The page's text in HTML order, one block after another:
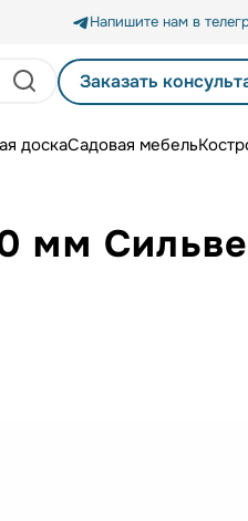
Напишите нам в
Заказать
доскаСадовая мебель
мм